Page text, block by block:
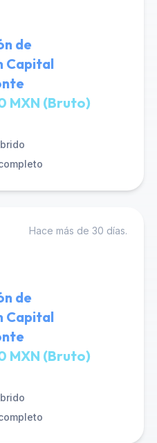
de
Capital
MXN (Bruto)
Hace más de 30 días.
de
Capital
MXN (Bruto)